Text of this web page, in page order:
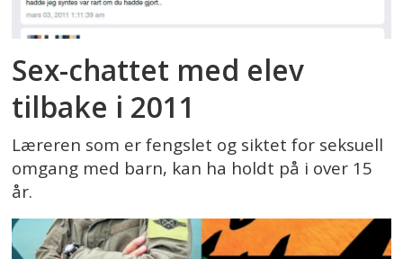
Sex-chattet med elev
tilbake i 2011
Læreren som er fengslet og siktet for seksuell
omgang med barn, kan ha holdt på i over 15
år.